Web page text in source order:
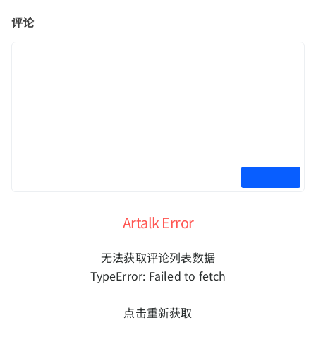
评论
Artalk Error
无法获取评论列表数据
TypeError: Failed to fetch
点击重新获取